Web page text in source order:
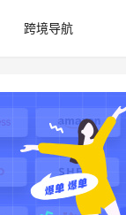
跨境导航